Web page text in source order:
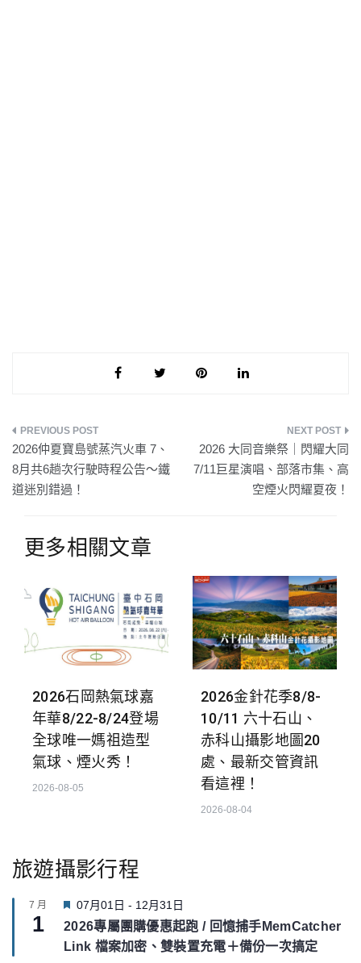
文
章
導
覽
2026仲夏寶島號蒸汽火車 7、
8月共6趟次行駛時程公告～鐵
道迷別錯過！
2026 大同音樂祭｜閃耀大同
7/11巨星演唱、部落市集、高
空煙火閃耀夏夜！
更多相關文章
2026石岡熱氣球嘉
年華8/22-8/24登場
全球唯一媽祖造型
氣球、煙火秀！
2026-08-05
2026金針花季8/8-
10/11 六十石山、
赤科山攝影地圖20
處、最新交管資訊
看這裡！
2026-08-04
旅遊攝影行程
7 月
1
F
e
a
t
07月01日 - 12月31日
2026專屬團購優惠起跑 / 回憶捕手MemCatcher
Link 檔案加密、雙裝置充電＋備份一次搞定